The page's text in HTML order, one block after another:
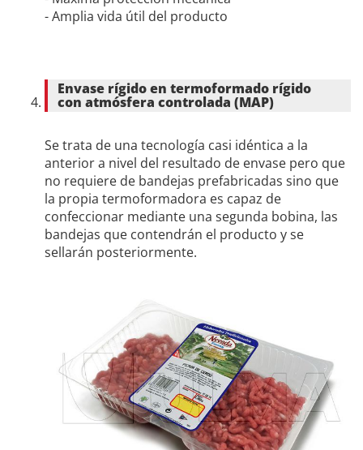
- Amplia vida útil del producto
Envase rígido en termoformado rígido
con atmósfera controlada (MAP)
Se trata de una tecnología casi idéntica a la
anterior a nivel del resultado de envase pero que
no requiere de bandejas prefabricadas sino que
la propia termoformadora es capaz de
confeccionar mediante una segunda bobina, las
bandejas que contendrán el producto y se
sellarán posteriormente.